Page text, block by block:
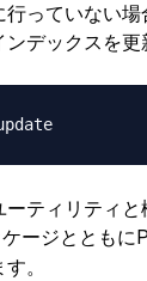
っていない
デックスを更
ーティリティ
ージとともに
ルしま